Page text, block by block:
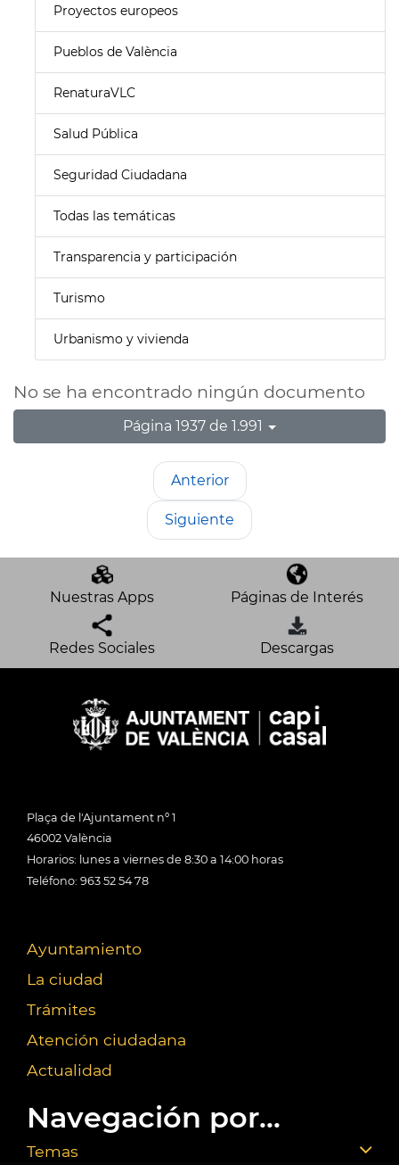
Proyectos europeos
Pueblos de València
RenaturaVLC
Salud Pública
Seguridad Ciudadana
Todas las temáticas
Transparencia y participación
Turismo
Urbanismo y vivienda
No se ha encontrado ningún documento
Página 1937 de 1.991
Anterior
Siguiente
Nuestras Apps Páginas de Interés
Redes Sociales Descargas
Plaça de l'Ajuntament nº 1
46002 València
Horarios: lunes a viernes de 8:30 a 14:00 horas
Teléfono: 963 52 54 78
Ayuntamiento
La ciudad
Trámites
Atención ciudadana
Actualidad
Navegación por...
Temas